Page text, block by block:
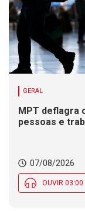
GERAL
MPT deflagra
pessoas e
07/08/2026
OUVIR 03:00